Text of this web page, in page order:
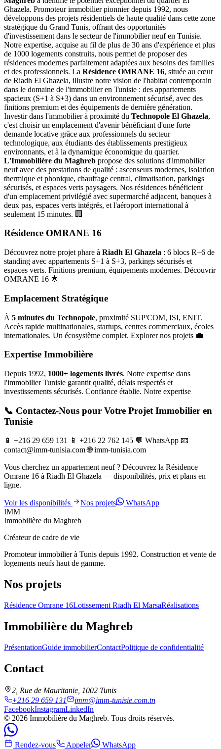
Ghazela. Promoteur immobilier pionnier depuis 1992, nous
développons des projets résidentiels de haute qualité dans cette zone
stratégique du Grand Tunis, offrant des opportunités
d'investissement dans le secteur de l'immobilier neuf en Tunisie.
Notre expertise, acquise au fil de plus de 30 ans d'expérience et plus
de 1000 logements construits, nous permet de proposer des
résidences modernes parfaitement adaptées aux besoins des familles
et des professionnels. La Résidence OMRANE 16, située au cœur
de Riadh El Ghazela, illustre notre vision de l'habitat contemporain
dans le domaine de l'immobilier en Tunisie : des appartements
spacieux (S+1 à S+3) dans un environnement sécurisé, avec des
finitions premium et des équipements de dernière génération.
Investir dans l'immobilier à proximité du Technopole El Ghazela,
c'est choisir un emplacement d'avenir bénéficiant d'une forte
demande locative grâce aux professionnels du secteur
technologique, aux étudiants des établissements prestigieux
environnants, et à la dynamique économique du quartier.
L'Immobilière du Maghreb propose des solutions d'immobilier
neuf avec des prestations de qualité : ascenseurs modernes, isolation
thermique et phonique, chauffage central, climatisation, parkings
sécurisés, et espaces verts paysagers. Nos résidences bénéficient
d'un emplacement privilégié avec supermarché adjacent, banques à
deux pas, espaces verts intégrés, et l'aéroport international à
seulement 15 minutes. 🏢
Résidence OMRANE 16
Découvrez notre projet phare à Riadh El Ghazela : 6 blocs R+6 de
standing avec appartements S+1 à S+3, parkings sécurisés et
espaces verts. Finitions premium, équipements modernes. Découvrir
OMRANE 16 🌟
Emplacement Stratégique
À 5 minutes du Technopole, proximité SUP'COM, ISI, ENIT.
Accès rapide multinationales, startups, centres commerciaux, écoles
internationales. Un écosystème complet. Explorer nos projets 💼
Expertise Immobilière
Depuis 1992, 1000+ logements livrés. Notre expertise dans
l'immobilier Tunisie garantit qualité, délais respectés et
investissements sécurisés. Confiance établie. Notre expertise
📞 Contactez-Nous pour Votre Projet Immobilier en
Tunisie
📱 +216 29 659 131 📱 +216 22 762 145 💬 WhatsApp 📧
contact@imm-tunisia.com 🌐 imm-tunisia.com
Vous cherchez un appartement neuf ? Découvrez la Résidence
Omrane 16 à Riadh El Ghazela — disponibilités, prix et plans en
ligne.
Voir les disponibilités Nos projets
WhatsApp
IMM
Immobilière du Maghreb
Créateur de cadre de vie
Promoteur immobilier à Tunis depuis 1992. Construction et vente de
logements neufs haut de gamme.
Nos projets
Résidence Omrane 16Lotissement Riadh El MarsaRéalisations
Immobilière du Maghreb
PrésentationGuide immobilierContactPolitique de confidentialité
Contact
2, Rue de Mauritanie 1002 Tunis
+216 29 659 131
imm@imm-tunisie.com.tn
FacebookInstagramLinkedIn
© 2026 Immobilière du Maghreb. Tous droits réservés.
Rendez-vous Appeler WhatsApp